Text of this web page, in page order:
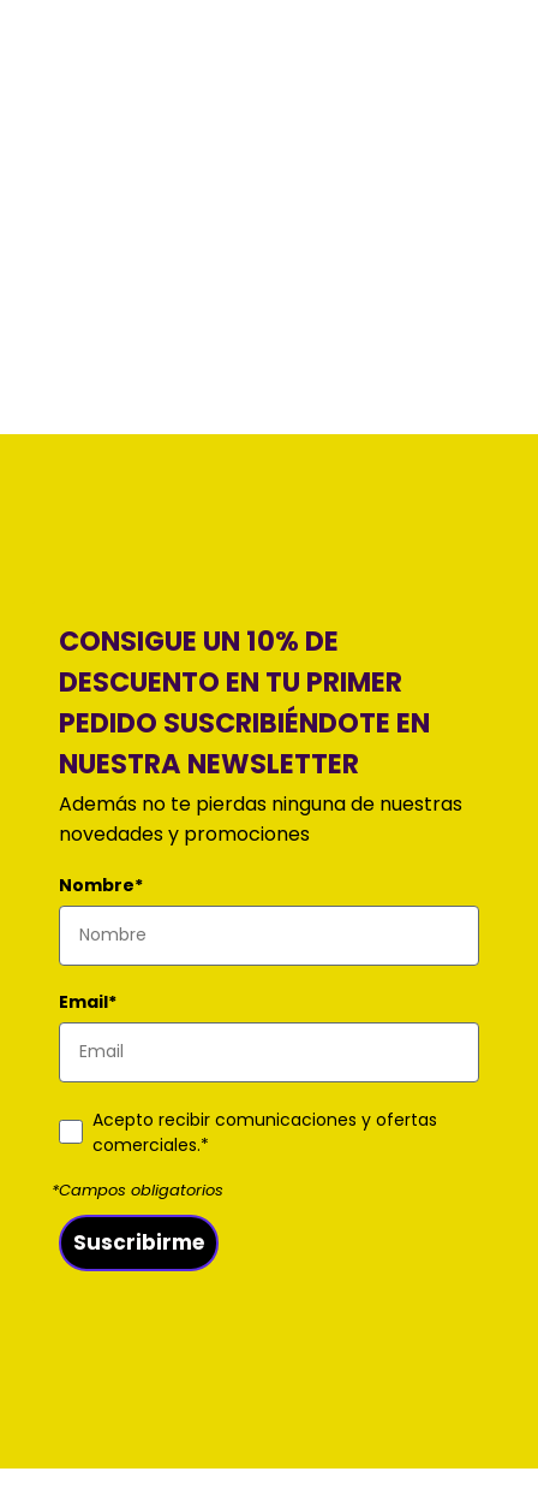
CONSIGUE UN 10% DE
DESCUENTO EN TU PRIMER
PEDIDO SUSCRIBIÉNDOTE EN
NUESTRA NEWSLETTER
Además no te pierdas ninguna de nuestras
novedades y promociones
Nombre*
Email*
Acepto recibir comunicaciones y ofertas
comerciales.*
*Campos obligatorios
Suscribirme